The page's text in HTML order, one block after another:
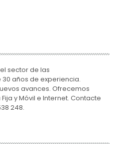
sector de las
años de experiencia.
avances. Ofrecemos
y Móvil e Internet. Contacte
248.